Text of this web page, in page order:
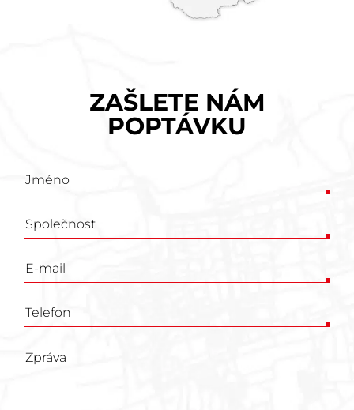
ZAŠLETE NÁM
POPTÁVKU
Poptávkový